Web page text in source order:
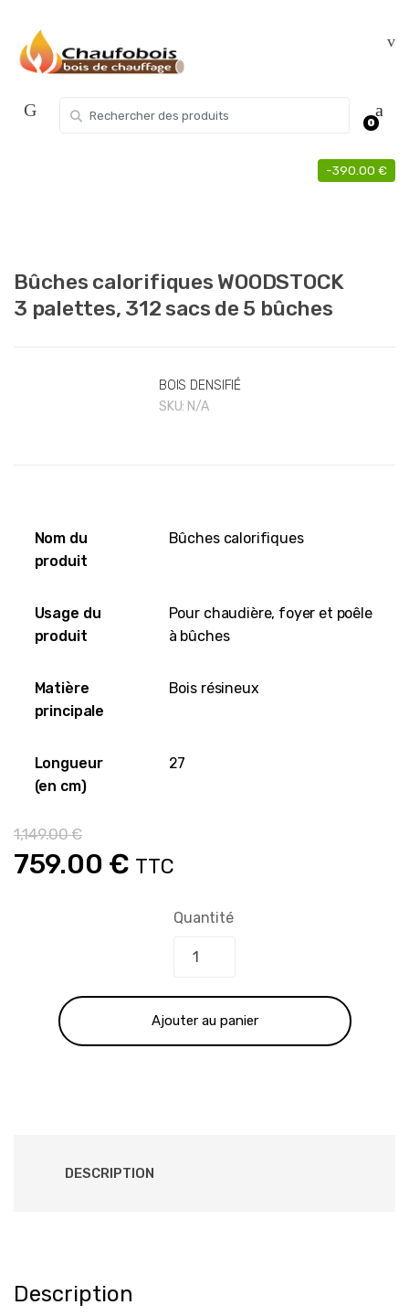
navigation
content
0
-390.00 €
Bûches calorifiques WOODSTOCK
3 palettes, 312 sacs de 5 bûches
BOIS DENSIFIÉ
SKU: N/A
Nom du
produit
Bûches calorifiques
Usage du
produit
Pour chaudière, foyer et poêle
à bûches
Matière
principale
Bois résineux
Longueur
(en cm)
27
1,149.00€
Le
était :
1,149.00 €.
759.00 €Le
prix
actuel
est :
759.00 €.
TTC
Quantité
Ajouter au panier
DESCRIPTION
Description